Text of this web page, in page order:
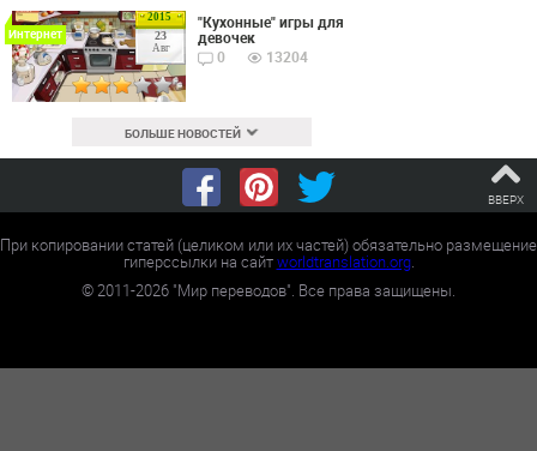
2015
23
Авг
Интернет
"Кухонные" игры для
девочек
0
13204
БОЛЬШЕ НОВОСТЕЙ
ВВЕРХ
При копировании статей (целиком или их частей) обязательно размещение
гиперссылки на сайтworldtranslation.org.
©2011-2026 "Мир переводов". Все права защищены.